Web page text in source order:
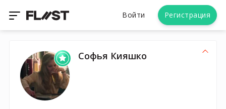
Войти Регистрация
Софья Кияшко